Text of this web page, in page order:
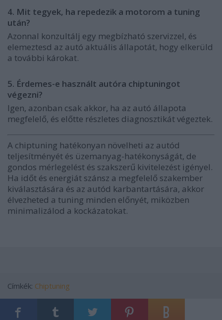
4. Mit tegyek, ha repedezik a motorom a tuning
után?
Azonnal konzultálj egy megbízható szervizzel, és
elemeztesd az autó aktuális állapotát, hogy elkerüld
a további károkat.
5. Érdemes-e használt autóra chiptuningot
végezni?
Igen, azonban csak akkor, ha az autó állapota
megfelelő, és előtte részletes diagnosztikát végeztek.
A chiptuning hatékonyan növelheti az autód
teljesítményét és üzemanyag-hatékonyságát, de
gondos mérlegelést és szakszerű kivitelezést igényel.
Ha időt és energiát szánsz a megfelelő szakember
kiválasztására és az autód karbantartására, akkor
élvezheted a tuning minden előnyét, miközben
minimalizálod a kockázatokat.
Címkék: Chiptuning